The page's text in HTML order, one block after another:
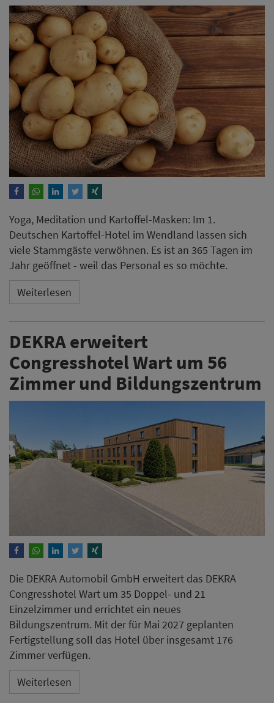
Yoga, Meditation und Kartoffel-Masken: Im 1.
Deutschen Kartoffel-Hotel im Wendland lassen sich
viele Stammgäste verwöhnen. Es ist an 365 Tagen im
Jahr geöffnet - weil das Personal es so möchte.
Weiterlesen
DEKRA erweitert
Congresshotel Wart um 56
Zimmer und Bildungszentrum
Die DEKRA Automobil GmbH erweitert das DEKRA
Congresshotel Wart um 35 Doppel- und 21
Einzelzimmer und errichtet ein neues
Bildungszentrum. Mit der für Mai 2027 geplanten
Fertigstellung soll das Hotel über insgesamt 176
Zimmer verfügen.
Weiterlesen